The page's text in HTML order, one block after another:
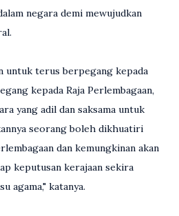
negara demi mewujudkan
untuk terus berpegang kepada
kepada Raja Perlembagaan,
yang adil dan saksama untuk
seorang boleh dikhuatiri
dan kemungkinan akan
keputusan kerajaan sekira
agama," katanya.